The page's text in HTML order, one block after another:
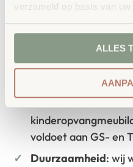
verzameld op basis van
ALLES
Waarom
Maatwerk: ieder
en onze ervaring
Kwaliteit: al ons
voldoet aan GS- en
Duurzaamheid: wij